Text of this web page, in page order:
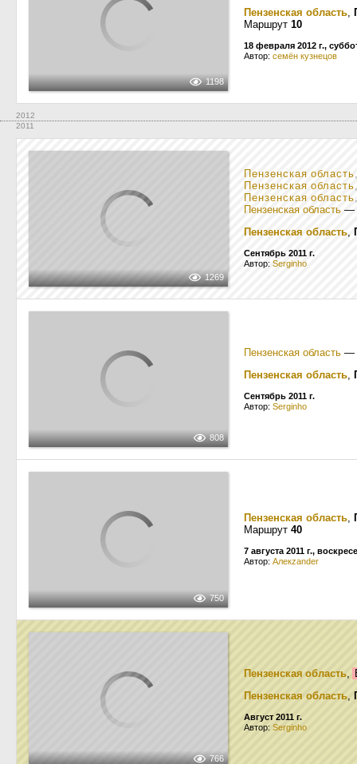
1198
Пензенская область,
Маршрут 10
18 февраля 2012 г.,
Автор: семён кузнецов
2012
2011
1269
Пензенская область
Пензенская область
Пензенская область
Пензенская область —
Пензенская область,
Сентябрь 2011 г.
Автор: Serginho
808
Пензенская область —
Пензенская область,
Сентябрь 2011 г.
Автор: Serginho
750
Пензенская область,
Маршрут 40
7 августа 2011 г.,
Автор: Алекzander
766
Пензенская область,
Пензенская область,
Август 2011 г.
Автор: Serginho